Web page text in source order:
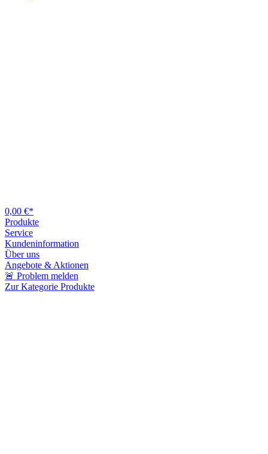
0,00 €*
Produkte
Service
Kundeninformation
Über uns
Angebote & Aktionen
🚨 Problem melden
Zur Kategorie Produkte